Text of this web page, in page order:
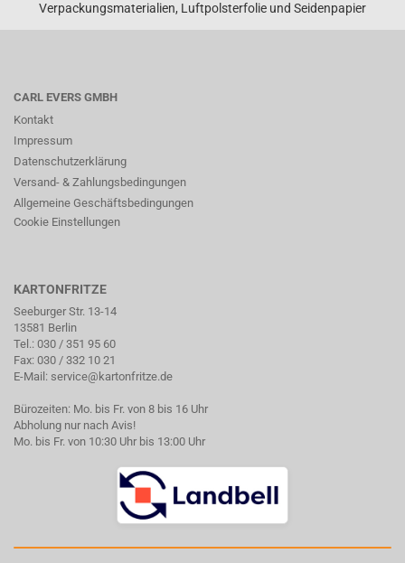
Verpackungsmaterialien, Luftpolsterfolie und Seidenpapier
CARL EVERS GMBH
Kontakt
Impressum
Datenschutzerklärung
Versand- & Zahlungsbedingungen
Allgemeine Geschäftsbedingungen
Cookie Einstellungen
KARTONFRITZE
Seeburger Str. 13-14
13581 Berlin
Tel.: 030 / 351 95 60
Fax: 030 / 332 10 21
E-Mail: service@kartonfritze.de
Bürozeiten: Mo. bis Fr. von 8 bis 16 Uhr
Abholung nur nach Avis!
Mo. bis Fr. von 10:30 Uhr bis 13:00 Uhr